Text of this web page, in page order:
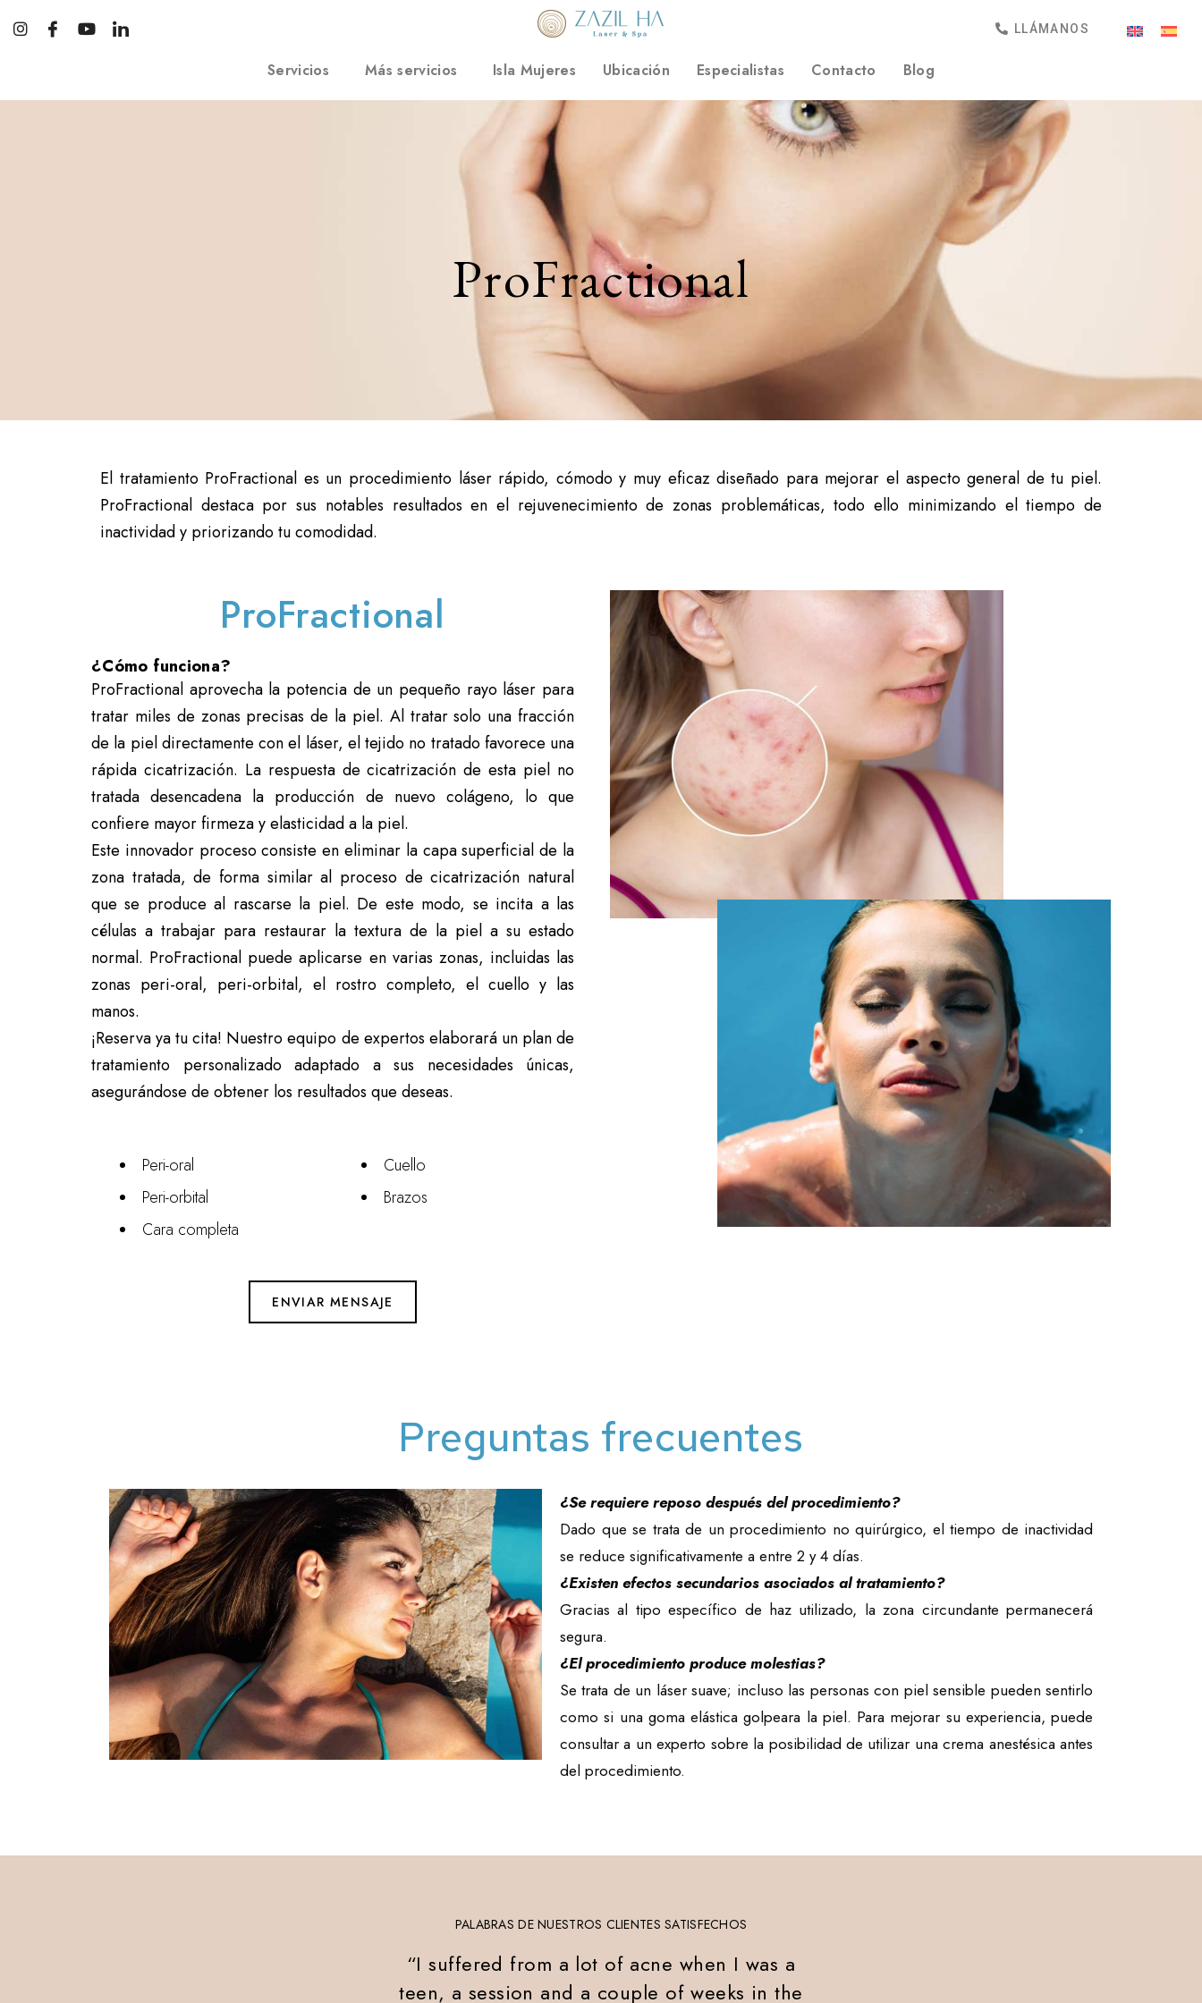
LLÁMANOS
Servicios Más servicios Isla Mujeres Ubicación Especialistas Contacto Blog
ProFractional
El tratamiento ProFractional es un procedimiento láser rápido, cómodo y muy eficaz diseñado para mejorar el aspecto general de tu piel.
ProFractional destaca por sus notables resultados en el rejuvenecimiento de zonas problemáticas, todo ello minimizando el tiempo de
inactividad y priorizando tu comodidad.
ProFractional
¿Cómo funciona?
ProFractional aprovecha la potencia de un pequeño rayo láser para
tratar miles de zonas precisas de la piel. Al tratar solo una fracción
de la piel directamente con el láser, el tejido no tratado favorece una
rápida cicatrización. La respuesta de cicatrización de esta piel no
tratada desencadena la producción de nuevo colágeno, lo que
confiere mayor firmeza y elasticidad a la piel.
Este innovador proceso consiste en eliminar la capa superficial de la
zona tratada, de forma similar al proceso de cicatrización natural
que se produce al rascarse la piel. De este modo, se incita a las
células a trabajar para restaurar la textura de la piel a su estado
normal. ProFractional puede aplicarse en varias zonas, incluidas las
zonas peri-oral, peri-orbital, el rostro completo, el cuello y las
manos.
¡Reserva ya tu cita! Nuestro equipo de expertos elaborará un plan de
tratamiento personalizado adaptado a sus necesidades únicas,
asegurándose de obtener los resultados que deseas.
Peri-oral
Peri-orbital
Cara completa
Cuello
Brazos
ENVIAR MENSAJE
Preguntas frecuentes
¿Se requiere reposo después del procedimiento?
Dado que se trata de un procedimiento no quirúrgico, el tiempo de inactividad
se reduce significativamente a entre 2 y 4 días.
¿Existen efectos secundarios asociados al tratamiento?
Gracias al tipo específico de haz utilizado, la zona circundante permanecerá
segura.
¿El procedimiento produce molestias?
Se trata de un láser suave; incluso las personas con piel sensible pueden sentirlo
como si una goma elástica golpeara la piel. Para mejorar su experiencia, puede
consultar a un experto sobre la posibilidad de utilizar una crema anestésica antes
del procedimiento.
PALABRAS DE NUESTROS CLIENTES SATISFECHOS
“I suffered from a lot of acne when I was a
teen, a session and a couple of weeks in the